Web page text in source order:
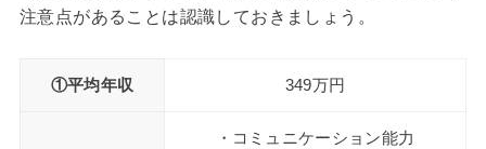
注意点があることは認識しておきましょう。
①平均年収 349万円
・コミュニケーション能力